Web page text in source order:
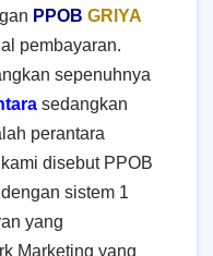
PPOB GRIYA
pembayaran.
sepenuhnya
sedangkan
perantara
disebut PPOB
sistem 1
yang
Marketing yang